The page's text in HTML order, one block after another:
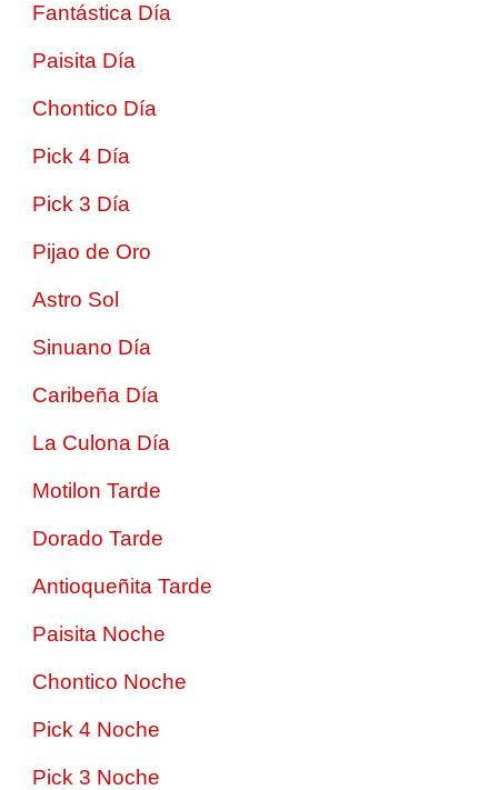
Fantástica Día
Paisita Día
Chontico Día
Pick 4 Día
Pick 3 Día
Pijao de Oro
Astro Sol
Sinuano Día
Caribeña Día
La Culona Día
Motilon Tarde
Dorado Tarde
Antioqueñita Tarde
Paisita Noche
Chontico Noche
Pick 4 Noche
Pick 3 Noche